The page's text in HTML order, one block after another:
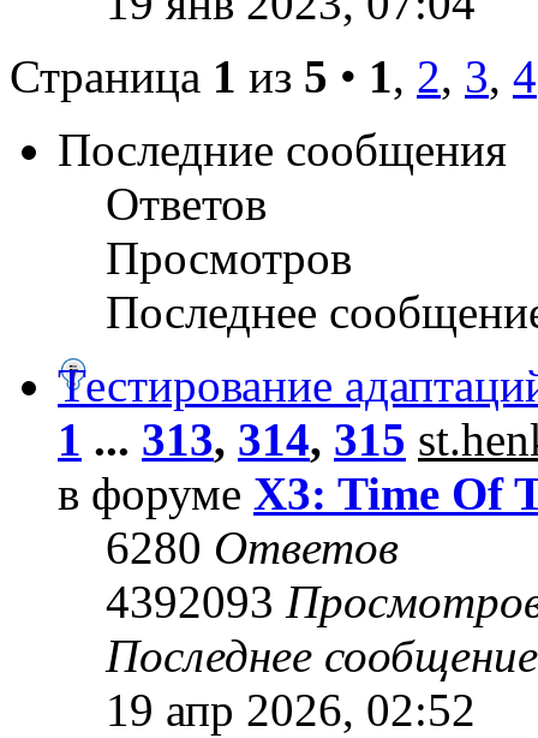
Страница 1 из 5 • 1, 2, 3, 4
Последние сообщения
Ответов
Просмотров
Последнее
Тестирование
1 ... 313, 314, 315
в форуме X3: Time Of
6280 Ответов
4392093
Последнее
19 апр 2026, 02:52